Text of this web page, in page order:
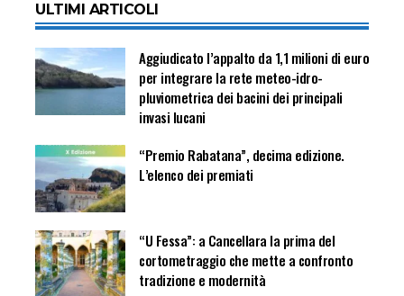
ULTIMI ARTICOLI
Aggiudicato l’appalto da 1,1 milioni di euro
per integrare la rete meteo-idro-
pluviometrica dei bacini dei principali
invasi lucani
“Premio Rabatana”, decima edizione.
L’elenco dei premiati
“U Fessa”: a Cancellara la prima del
cortometraggio che mette a confronto
tradizione e modernità